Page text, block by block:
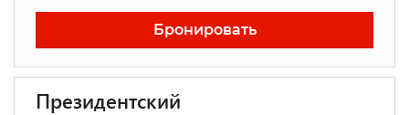
Бронировать
Президентский